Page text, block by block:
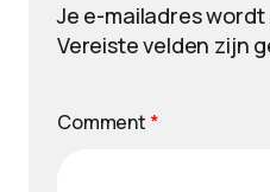
Je e-mailadres
Vereiste velden zijn
Comment *